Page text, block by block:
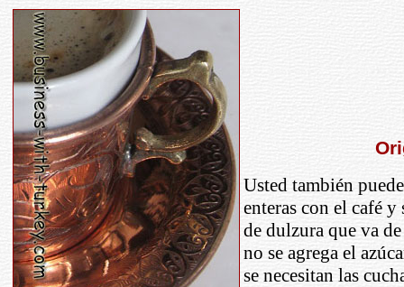
Usted también
enteras con el café
de dulzura que va
no se agrega el
se necesitan las